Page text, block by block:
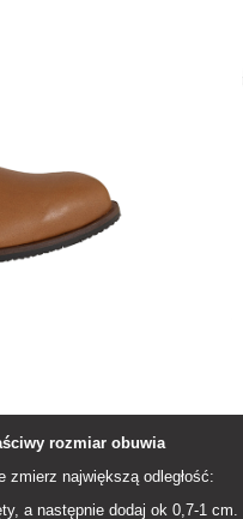
rozmiar obuwia
zmierz największą odległość:
a następnie dodaj ok 0,7-1 cm.